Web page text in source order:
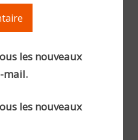
les nouveaux
mail.
les nouveaux